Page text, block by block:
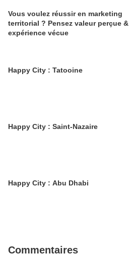
Vous voulez réussir en marketing
territorial ? Pensez valeur perçue &
expérience vécue
Happy City : Tatooine
Happy City : Saint-Nazaire
Happy City : Abu Dhabi
Commentaires